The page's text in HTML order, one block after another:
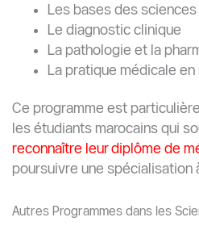
Les bases des
Le diagnostic clinique
La pathologie et la
La pratique médicale
Ce programme est
les étudiants marocains qui
reconnaître leur diplôme de
poursuivre une spécialisation
Autres Programmes dans les